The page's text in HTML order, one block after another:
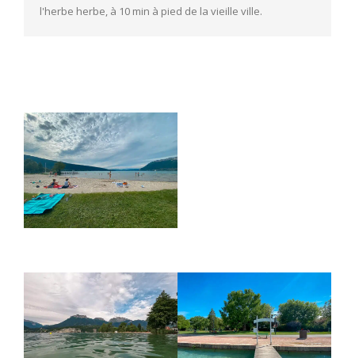
l'herbe herbe, à 10 min à pied de la vieille ville.